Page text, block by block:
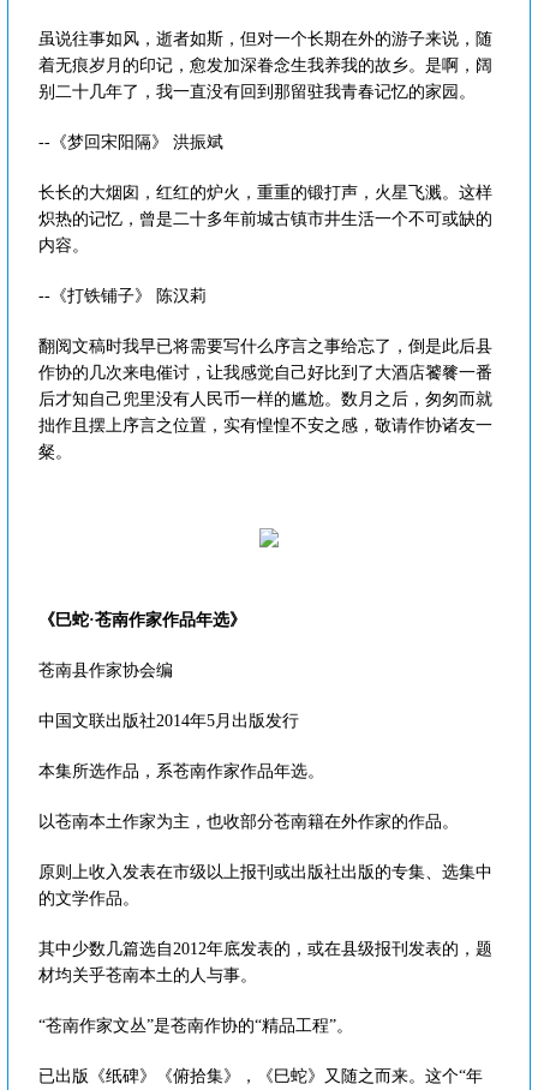
虽说往事如风，逝者如斯，但对一个长期在外的游子来说，随
着无痕岁月的印记，愈发加深眷念生我养我的故乡。是啊，阔
别二十几年了，我一直没有回到那留驻我青春记忆的家园。
--《梦回宋阳隔》 洪振斌
长长的大烟囱，红红的炉火，重重的锻打声，火星飞溅。这样
炽热的记忆，曾是二十多年前城古镇市井生活一个不可或缺的
内容。
--《打铁铺子》 陈汉莉
翻阅文稿时我早已将需要写什么序言之事给忘了，倒是此后县
作协的几次来电催讨，让我感觉自己好比到了大酒店饕餮一番
后才知自己兜里没有人民币一样的尴尬。数月之后，匆匆而就
拙作且摆上序言之位置，实有惶惶不安之感，敬请作协诸友一
粲。
《巳蛇·苍南作家作品年选》
苍南县作家协会编
中国文联出版社2014年5月出版发行
本集所选作品，系苍南作家作品年选。
以苍南本土作家为主，也收部分苍南籍在外作家的作品。
原则上收入发表在市级以上报刊或出版社出版的专集、选集中
的文学作品。
其中少数几篇选自2012年底发表的，或在县级报刊发表的，题
材均关乎苍南本土的人与事。
“苍南作家文丛”是苍南作协的“精品工程”。
已出版《纸碑》《俯拾集》，《巳蛇》又随之而来。这个“年